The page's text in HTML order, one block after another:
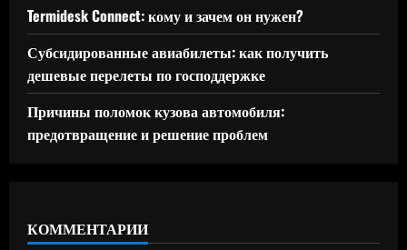
Termidesk Connect: кому и зачем он нужен?
Субсидированные авиабилеты: как получить
дешевые перелеты по господдержке
Причины поломок кузова автомобиля:
предотвращение и решение проблем
КОММЕНТАРИИ